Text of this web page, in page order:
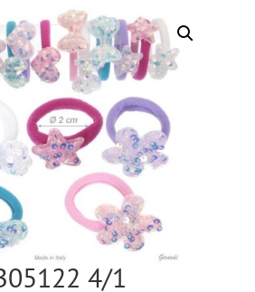
4/1